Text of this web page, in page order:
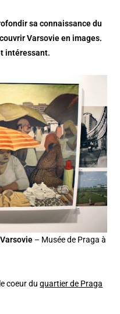
sa connaissance du
Varsovie en images.
intéressant.
– Musée de Praga à
coeur duquartier de Praga